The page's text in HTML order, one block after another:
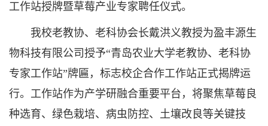
工作站授牌暨草莓产业专家聘任仪式。
我校老教协、老科协会长戴洪义教授为盈丰源生
物科技有限公司授予“青岛农业大学老教协、老科协
专家工作站”牌匾，标志校企合作工作站正式揭牌运
行。工作站作为产学研融合重要平台，将聚焦草莓良
种选育、绿色栽培、病虫防控、土壤改良等关键技